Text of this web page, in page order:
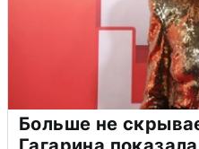
Больше не